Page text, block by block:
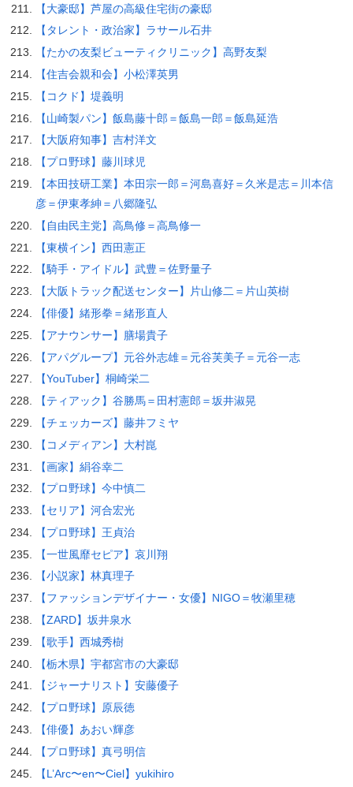
【大豪邸】芦屋の高級住宅街の豪邸
【タレント・政治家】ラサール石井
【たかの友梨ビューティクリニック】高野友梨
【住吉会親和会】小松澤英男
【コクド】堤義明
【山崎製パン】飯島藤十郎＝飯島一郎＝飯島延浩
【大阪府知事】吉村洋文
【プロ野球】藤川球児
【本田技研工業】本田宗一郎＝河島喜好＝久米是志＝川本信
彦＝伊東孝紳＝八郷隆弘
【自由民主党】高鳥修＝高鳥修一
【東横イン】西田憲正
【騎手・アイドル】武豊＝佐野量子
【大阪トラック配送センター】片山修二＝片山英樹
【俳優】緒形拳＝緒形直人
【アナウンサー】膳場貴子
【アパグループ】元谷外志雄＝元谷芙美子＝元谷一志
【YouTuber】桐崎栄二
【ティアック】谷勝馬＝田村憲郎＝坂井淑晃
【チェッカーズ】藤井フミヤ
【コメディアン】大村崑
【画家】絹谷幸二
【プロ野球】今中慎二
【セリア】河合宏光
【プロ野球】王貞治
【一世風靡セピア】哀川翔
【小説家】林真理子
【ファッションデザイナー・女優】NIGO＝牧瀬里穂
【ZARD】坂井泉水
【歌手】西城秀樹
【栃木県】宇都宮市の大豪邸
【ジャーナリスト】安藤優子
【プロ野球】原辰徳
【俳優】あおい輝彦
【プロ野球】真弓明信
【L’Arc〜en〜Ciel】yukihiro